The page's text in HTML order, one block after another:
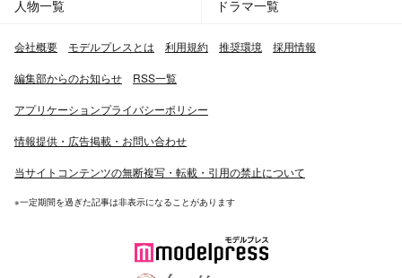
人物一覧 ドラマ一覧
会社概要 モデルプレスとは 利用規約 推奨環境 採用情報
編集部からのお知らせ RSS一覧
アプリケーションプライバシーポリシー
情報提供・広告掲載・お問い合わせ
当サイトコンテンツの無断複写・転載・引用の禁止について
※一定期間を過ぎた記事は非表示になることがあります